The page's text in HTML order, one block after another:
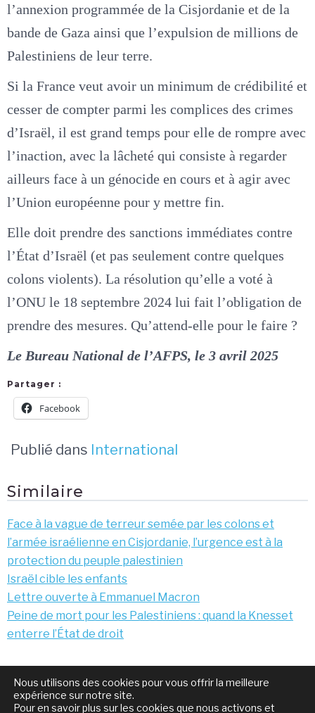
l’annexion programmée de la Cisjordanie et de la
bande de Gaza ainsi que l’expulsion de millions de
Palestiniens de leur terre.
Si la France veut avoir un minimum de crédibilité et
cesser de compter parmi les complices des crimes
d’Israël, il est grand temps pour elle de rompre avec
l’inaction, avec la lâcheté qui consiste à regarder
ailleurs face à un génocide en cours et à agir avec
l’Union européenne pour y mettre fin.
Elle doit prendre des sanctions immédiates contre
l’État d’Israël (et pas seulement contre quelques
colons violents). La résolution qu’elle a voté à
l’ONU le 18 septembre 2024 lui fait l’obligation de
prendre des mesures. Qu’attend-elle pour le faire ?
Le Bureau National de l’AFPS, le 3 avril 2025
Partager :
Facebook
Publié dans International
Similaire
Face à la vague de terreur semée par les colons et
l’armée israélienne en Cisjordanie, l’urgence est à la
protection du peuple palestinien
Israël cible les enfants
Lettre ouverte à Emmanuel Macron
Peine de mort pour les Palestiniens : quand la Knesset
enterre l’État de droit
Navigation
de
N°429
Nous utilisons des cookies pour vous offrir la meilleure
expérience sur notre site.
Pour en savoir plus sur les cookies que nous activons et